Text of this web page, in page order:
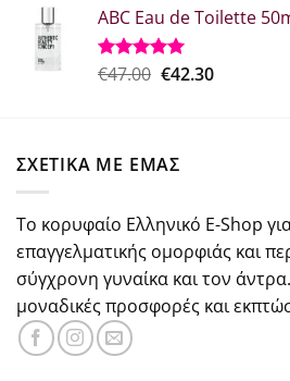
από 5
was:
€37.30.
τιμή
€29.84.
ABC Eau de Toilette
Βαθμολογήθηκε
€47.00 Original
€42.30Η
ΣΧΕΤΙΚΑ ΜΕ ΕΜΑΣ
Το κορυφαίο Ελληνικό E-Shop
επαγγελματικής ομορφιάς και
σύγχρονη γυναίκα και τον
μοναδικές προσφορές και